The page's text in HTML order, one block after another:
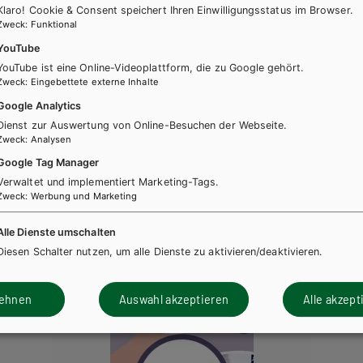
könnten Sie ebenfalls
Cookie & Consent speichert Ihren Einwilligungsstatus im Browser.
: Funktional
ist eine Online-Videoplattform, die zu Google gehört.
: Eingebettete externe Inhalte
Analytics
zur Auswertung von Online-Besuchen der Webseite.
: Analysen
Tag Manager
und implementiert Marketing-Tags.
: Werbung und Marketing
Dienste umschalten
Schalter nutzen, um alle Dienste zu aktivieren/deaktivieren.
Auswahl akzeptieren Alle